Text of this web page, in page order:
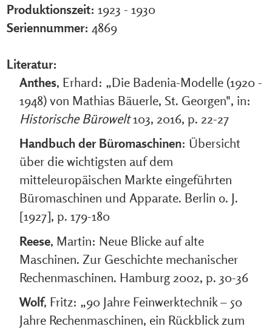
Produktionszeit: 1923 - 1930
Seriennummer: 4869
Literatur:
Anthes, Erhard: „Die Badenia-Modelle (1920 -
1948) von Mathias Bäuerle, St. Georgen", in:
Historische Bürowelt103, 2016, p. 22-27
Handbuch der Büromaschinen: Übersicht
über die wichtigsten auf dem
mitteleuropäischen Markte eingeführten
Büromaschinen und Apparate. Berlin o. J.
[1927], p. 179-180
Reese, Martin: Neue Blicke auf alte
Maschinen. Zur Geschichte mechanischer
Rechenmaschinen. Hamburg 2002, p. 30-36
Wolf, Fritz: „90 Jahre Feinwerktechnik – 50
Jahre Rechenmaschinen, ein Rückblick zum